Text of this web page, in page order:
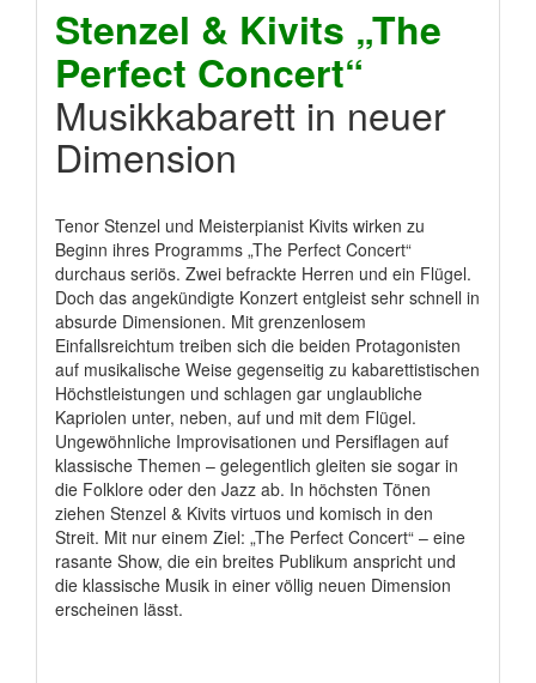
Stenzel & Kivits „The
Perfect Concert“
Musikkabarett in neuer
Dimension
Tenor Stenzel und Meisterpianist Kivits wirken zu
Beginn ihres Programms „The Perfect Concert“
durchaus seriös. Zwei befrackte Herren und ein Flügel.
Doch das angekündigte Konzert entgleist sehr schnell in
absurde Dimensionen. Mit grenzenlosem
Einfallsreichtum treiben sich die beiden Protagonisten
auf musikalische Weise gegenseitig zu kabarettistischen
Höchstleistungen und schlagen gar unglaubliche
Kapriolen unter, neben, auf und mit dem Flügel.
Ungewöhnliche Improvisationen und Persiflagen auf
klassische Themen – gelegentlich gleiten sie sogar in
die Folklore oder den Jazz ab. In höchsten Tönen
ziehen Stenzel & Kivits virtuos und komisch in den
Streit. Mit nur einem Ziel: „The Perfect Concert“ – eine
rasante Show, die ein breites Publikum anspricht und
die klassische Musik in einer völlig neuen Dimension
erscheinen lässt.